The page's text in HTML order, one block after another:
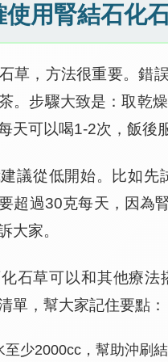
使用腎結石化
草，方法很重要。錯
。步驟大致是：取乾
天可以喝1-2次，飯後
議從低開始。比如
超過30克每天，因為
大家。
石草可以和其他療
單，幫大家記住要點：
至少2000cc，幫助沖刷